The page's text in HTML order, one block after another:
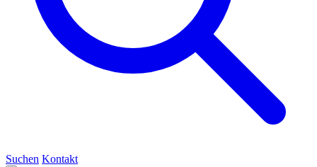
Suchen Kontakt